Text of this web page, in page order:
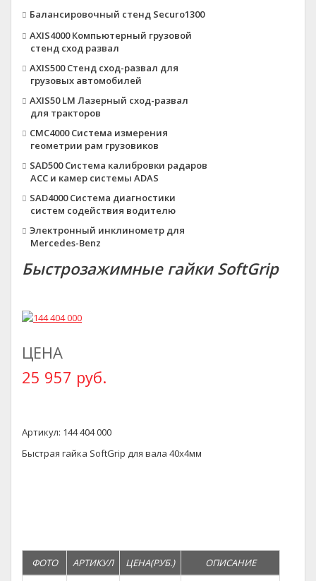
Балансировочный стенд Securo1300
AXIS4000 Компьютерный грузовой
стенд сход развал
AXIS500 Стенд сход-развал для
грузовых автомобилей
AXIS50 LM Лазерный сход-развал
для тракторов
CMC4000 Система измерения
геометрии рам грузовиков
SAD500 Система калибровки радаров
ACC и камер системы ADAS
SAD4000 Система диагностики
систем содействия водителю
Электронный инклинометр для
Mercedes-Benz
Быстрозажимные гайки SoftGrip
ЦЕНА
25 957 руб.
Артикул: 144 404 000
Быстрая гайка SoftGrip для вала 40х4мм
ФОТО АРТИКУЛ ЦЕНА(РУБ.)
ОПИСАНИЕ